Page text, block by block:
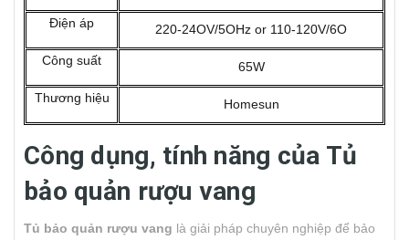
Điện áp 220-24OV/5OHz or 110-120V/6O
Công suất 65W
Thương hiệu Homesun
Công dụng, tính năng của Tủ
bảo quản rượu vang
Tủ bảo quản rượu vang là giải pháp chuyên nghiệp để bảo